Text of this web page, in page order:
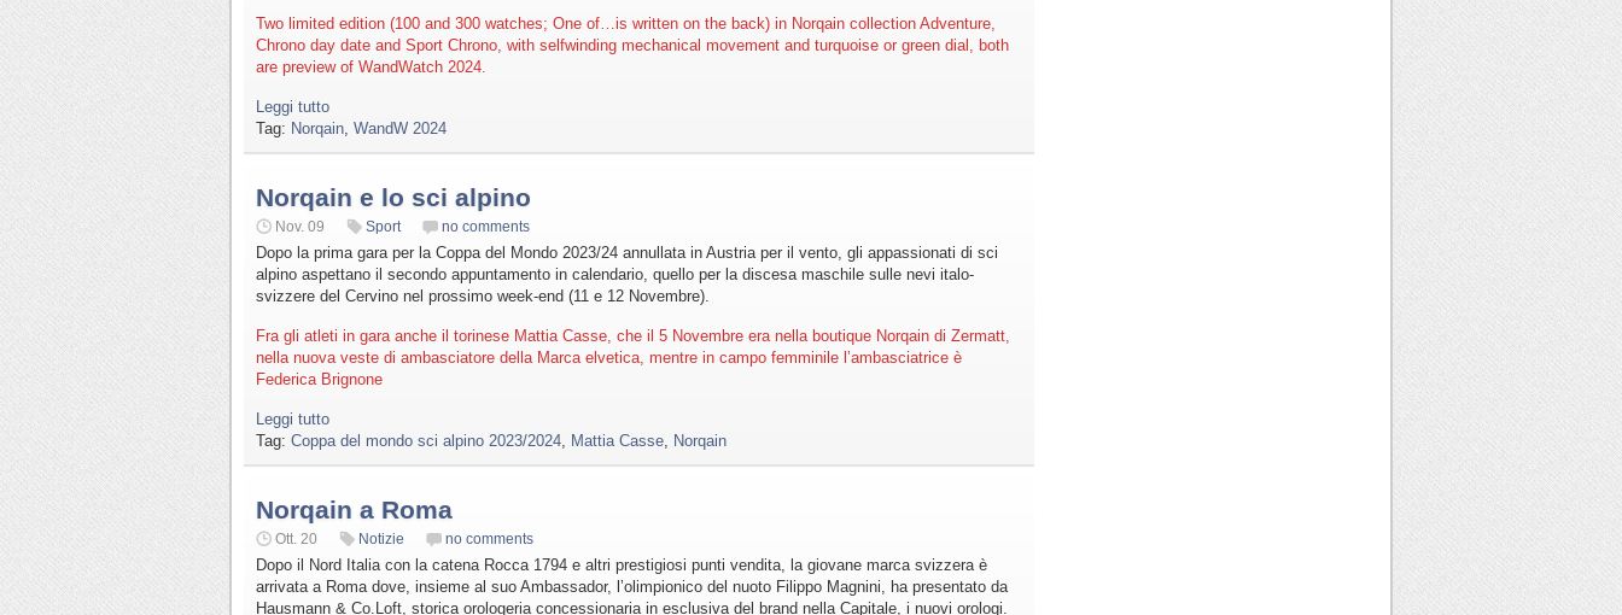
Two limited edition (100 and 300 watches; One of…is written on the back) in Norqain collection Adventure,
Chrono day date and Sport Chrono, with selfwinding mechanical movement and turquoise or green dial, both
are preview of WandWatch 2024.
Leggi tutto
Tag: Norqain WandW 2024
Norqain e lo sci alpino
Nov. 09 Sport no comments
Dopo la prima gara per la Coppa del Mondo 2023/24 annullata in Austria per il vento, gli appassionati di sci
alpino aspettano il secondo appuntamento in calendario, quello per la discesa maschile sulle nevi italo-
svizzere del Cervino nel prossimo week-end (11 e 12 Novembre).
Fra gli atleti in gara anche il torinese Mattia Casse, che il 5 Novembre era nella boutique Norqain di Zermatt,
nella nuova veste di ambasciatore della Marca elvetica, mentre in campo femminile l’ambasciatrice è
Federica Brignone
Leggi tutto
Tag: Coppa del mondo sci alpino 2023/2024 Mattia Casse Norqain
Norqain a Roma
Ott. 20 Notizie no comments
Dopo il Nord Italia con la catena Rocca 1794 e altri prestigiosi punti vendita, la giovane marca svizzera è
arrivata a Roma dove, insieme al suo Ambassador, l’olimpionico del nuoto Filippo Magnini, ha presentato da
Hausmann & Co.Loft, storica orologeria concessionaria in esclusiva del brand nella Capitale, i nuovi orologi.